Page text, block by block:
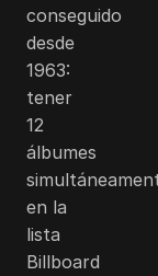
conseguido
desde
1963:
tener
12
álbumes
en la
lista
Billboard